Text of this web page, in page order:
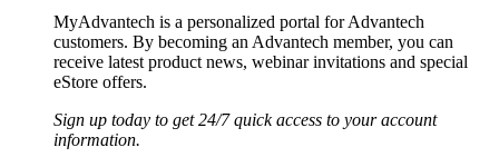
MyAdvantech is a personalized portal for Advantech
customers. By becoming an Advantech member, you can
receive latest product news, webinar invitations and special
eStore offers.
Sign up today to get 24/7 quick access to your account
information.